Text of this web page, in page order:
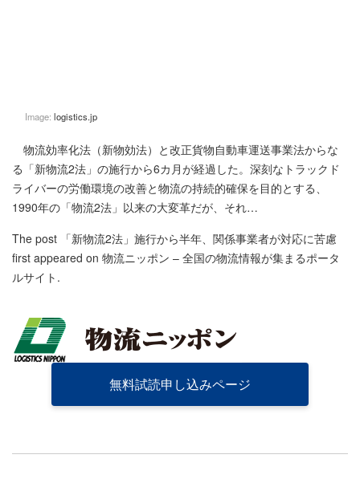
Image: logistics.jp
物流効率化法（新物効法）と改正貨物自動車運送事業法からな
る「新物流2法」の施行から6カ月が経過した。深刻なトラックド
ライバーの労働環境の改善と物流の持続的確保を目的とする、
1990年の「物流2法」以来の大変革だが、それ…
The post 「新物流2法」施行から半年、関係事業者が対応に苦慮
first appeared on 物流ニッポン – 全国の物流情報が集まるポータ
ルサイト .
無料試読申し込みページ